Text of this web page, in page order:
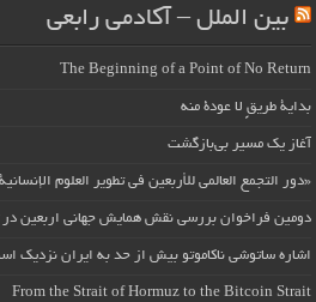
بین الملل – آکادمی رابعی
The Beginning of a Point of No Return
بداية طريقٍ لا عودة منه
آغاز یک مسیر بی‌بازگشت
«دور التجمع العالمي للأربعين في تطوير العلوم
دومین فراخوان بررسی نقش همایش جهانی اربعین در
اشاره ساتوشی ناکاموتو بیش از حد به ایران نزدیک
From the Strait of Hormuz to the Bitcoin Strait